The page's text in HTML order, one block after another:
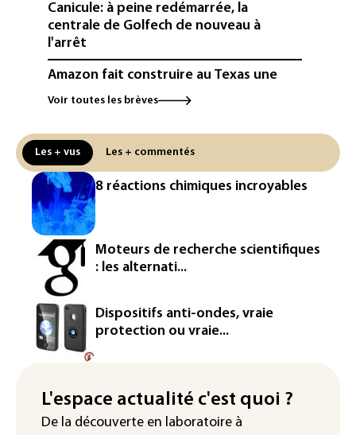
Canicule: à peine redémarrée, la
centrale de Golfech de nouveau à
l'arrêt
Amazon fait construire au Texas une
immense centrale à gaz pour ses
L'UE demande à Meta et TikTok de
renforcer la surveillance et la
vérification des faits après l'affaire de
Ceuta
L'Europe se prépare à une baisse de la
production d'électricité lors de l'éclipse
solaire
La métropole de Rouen porte plainte
contre BASF pour pollution aux PFAS
Canicule: à l'arrêt depuis fin juillet, la
centrale de Golfech reconnectée au
Véhicules de livraison autonomes: la
France ouvre la voie à leur
Voir toutes les brèves
Les + vus Les + commentés
8 réactions chimiques incroyables
Moteurs de recherche scientifiques
: les alternati...
Dispositifs anti-ondes, vraie
protection ou vraie...
L'espace actualité c'est quoi ?
De la découverte en laboratoire à